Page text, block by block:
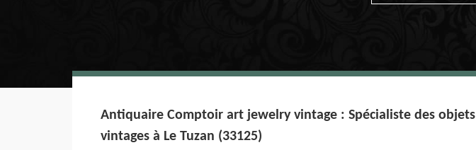
Antiquaire Comptoir art jewelry vintage : Spécialiste des objets
vintages à Le Tuzan (33125)